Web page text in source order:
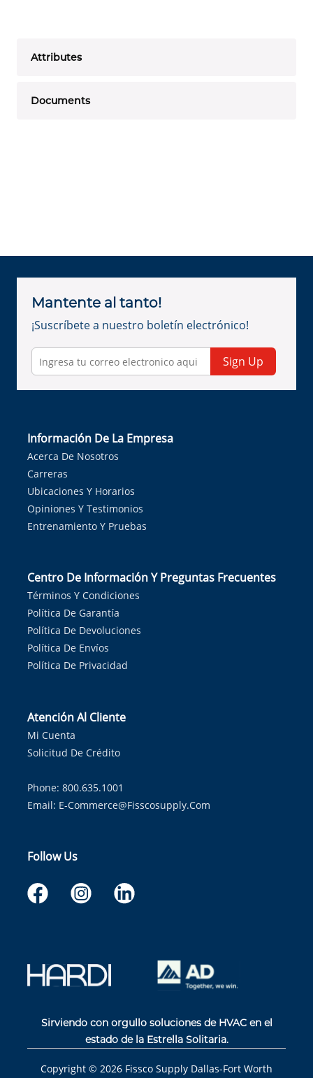
Attributes
Documents
Mantente al tanto!
¡Suscríbete a nuestro boletín electrónico!
Sign Up
Información De La Empresa
Acerca De Nosotros
Carreras
Ubicaciones Y Horarios
Opiniones Y Testimonios
Entrenamiento Y Pruebas
Centro De Información Y Preguntas Frecuentes
Términos Y Condiciones
Política De Garantía
Política De Devoluciones
Política De Envíos
Política De Privacidad
Atención Al Cliente
Mi Cuenta
Solicitud De Crédito
Phone: 800.635.1001
Email: E-Commerce@fisscosupply.com
Follow Us
Sirviendo con orgullo soluciones de HVAC en el
estado de la Estrella Solitaria.
Copyright © 2026 Fissco Supply Dallas-Fort Worth